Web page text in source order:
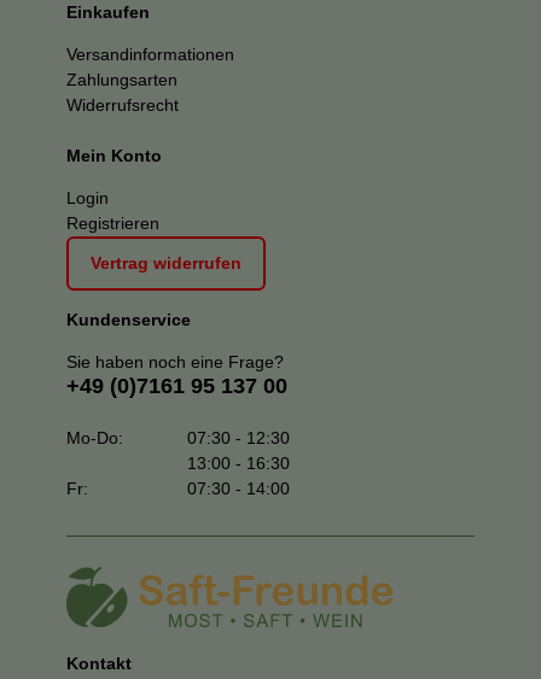
Einkaufen
Versandinformationen
Zahlungsarten
Widerrufsrecht
Mein Konto
Login
Registrieren
Vertrag widerrufen
Kundenservice
Sie haben noch eine Frage?
+49 (0)7161 95 137 00
Mo-Do:
07:30 - 12:30
13:00 - 16:30
Fr:
07:30 - 14:00
Kontakt